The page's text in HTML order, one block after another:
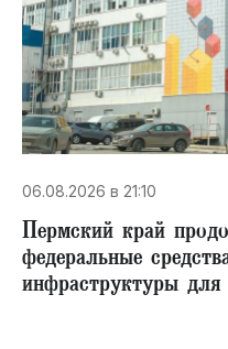
06.08.2026 в 21:10
Пермский край
федеральные
инфраструктуры для